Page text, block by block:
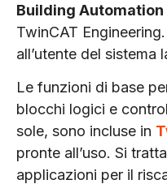
Building Automation
TwinCAT
all’utente del sistema
Le funzioni di base
blocchi logici e
sole, sono incluse in
pronte all’uso. Si
applicazioni per il